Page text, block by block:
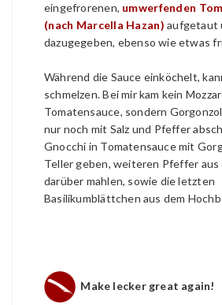
eingefrorenen, umwerfenden
(nach Marcella Hazan)aufgetaut
dazugegeben, ebenso wie etwas
Während die Sauce einköchelt,
schmelzen. Bei mir kam kein
Tomatensauce, sondern
nur noch mit Salz und Pfeffer
Gnocchi in Tomatensauce mit
Teller geben, weiteren Pfeffer aus
darüber mahlen, sowie die letzten
Basilikumblättchen aus dem
Make lecker great again!